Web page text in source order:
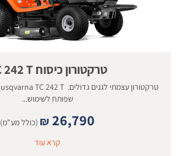
טרקטורון כיסוח TC 242 T
שפותח לשימוש...
₪ 26,790
(כולל מע"מ)
קרא עוד